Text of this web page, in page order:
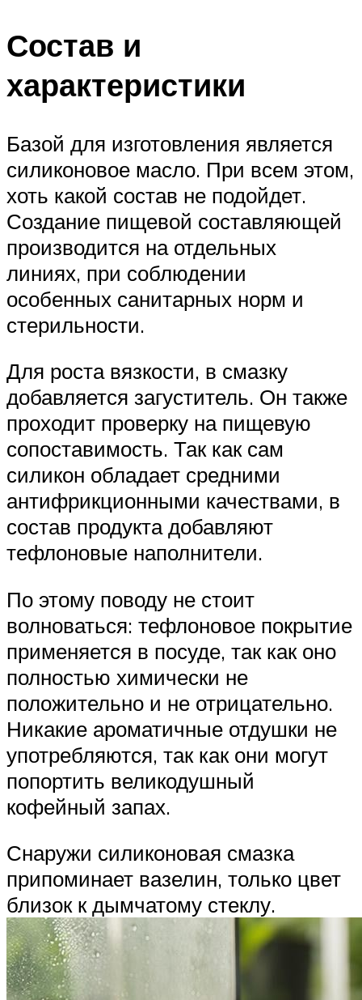
Состав и
характеристики
Базой для изготовления является
силиконовое масло. При всем этом,
хоть какой состав не подойдет.
Создание пищевой составляющей
производится на отдельных
линиях, при соблюдении
особенных санитарных норм и
стерильности.
Для роста вязкости, в смазку
добавляется загуститель. Он также
проходит проверку на пищевую
сопоставимость. Так как сам
силикон обладает средними
антифрикционными качествами, в
состав продукта добавляют
тефлоновые наполнители.
По этому поводу не стоит
волноваться: тефлоновое покрытие
применяется в посуде, так как оно
полностью химически не
положительно и не отрицательно.
Никакие ароматичные отдушки не
употребляются, так как они могут
попортить великодушный
кофейный запах.
Снаружи силиконовая смазка
припоминает вазелин, только цвет
близок к дымчатому стеклу.